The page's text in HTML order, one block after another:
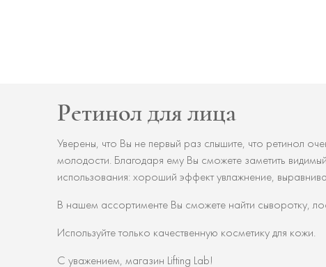
Ретинол для лица
Уверены, что Вы не первый раз слышите, что ретинол
молодости. Благодаря ему Вы сможете заметить
использования: хороший эффект увлажнение,
В нашем ассортименте Вы сможете найти сыворотку,
Используйте только качественную косметику для кожи.
С уважением, магазин Lifting Lab!